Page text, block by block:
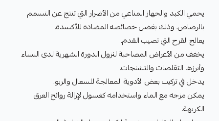
يحمي الكبد والجهاز المناعي من الأضرار التي تنتج عن التسمم
بالرصاص، وذلك بفضل خصائصه المضادة للأكسدة.
يعالج القرح التي تصيب القدم.
يخفف من الأعراض المصاحبة لنزول الدورة الشهرية لدى النساء
وأبرزها التقلصات والتشنجات.
يدخل في تركيب بعض الأدوية المعالجة للسعال والربو.
يمكن مزجه مع الماء واستخدامه كغسول لإزالة روائح العرق
الكريهة.